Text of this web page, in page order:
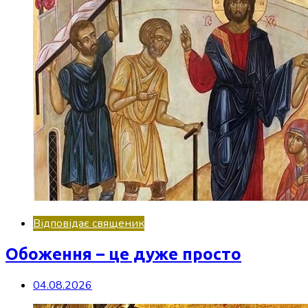
Відповідає священик
Обоження – це дуже просто
04.08.2026